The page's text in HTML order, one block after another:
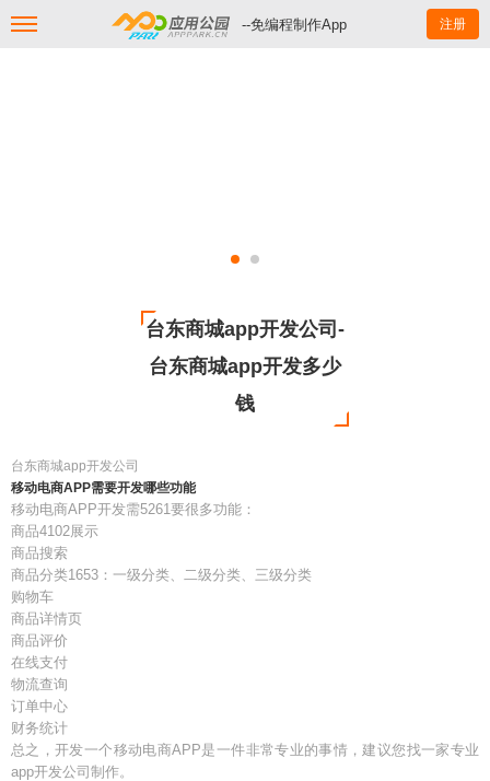
--免编程制作App 注册
台东商城app开发公司-
台东商城app开发多少
钱
台东商城app开发公司
移动电商APP需要开发哪些功能
移动电商APP开发需5261要很多功能：
商品4102展示
商品搜索
商品分类1653：一级分类、二级分类、三级分类
购物车
商品详情页
商品评价
在线支付
物流查询
订单中心
财务统计
总之，开发一个移动电商APP是一件非常专业的事情，建议您找一家专业
app开发公司制作。